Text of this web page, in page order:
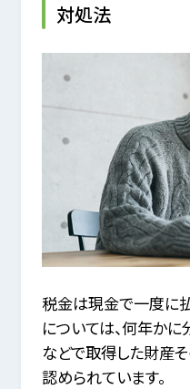
対処法
税金は現金で一度に
については、何年かに
などで取得した財産
認められています。